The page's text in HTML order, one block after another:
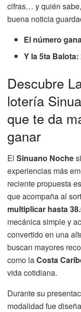
cifras… y quién
buena noticia
El número
Y la 5ta Balota:
Descubre
lotería
que te da
ganar
El Sinuano Noche
experiencias más
reciente propuesta es
que acompaña al
multiplicar hasta
mecánica simple y
convertido en una
buscan mayores
como laCosta
vida cotidiana.
Durante su
modalidad fue